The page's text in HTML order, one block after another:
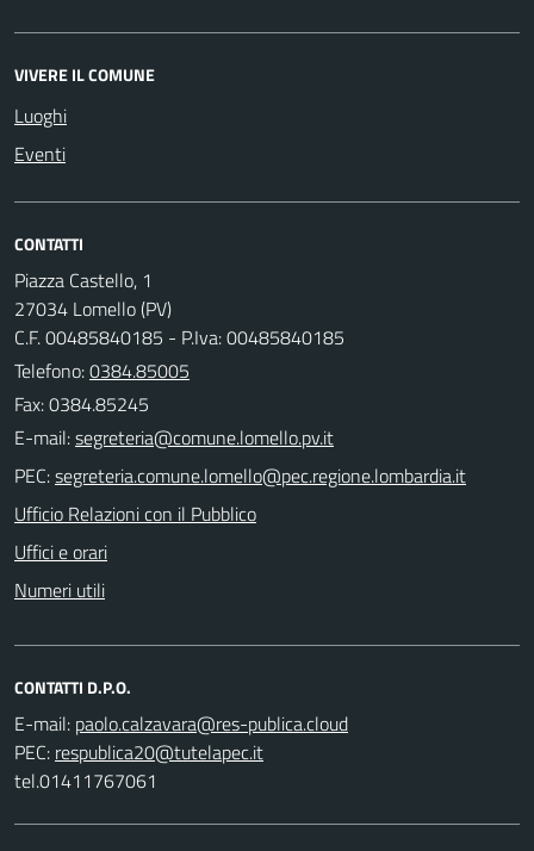
VIVERE IL COMUNE
Luoghi
Eventi
CONTATTI
Piazza Castello, 1
27034 Lomello (PV)
C.F. 00485840185 - P.Iva: 00485840185
Telefono:0384.85005
Fax: 0384.85245
E-mail:
PEC:
Ufficio Relazioni con il Pubblico
Uffici e orari
Numeri utili
CONTATTI D.P.O.
E-mail:
PEC:
tel.01411767061